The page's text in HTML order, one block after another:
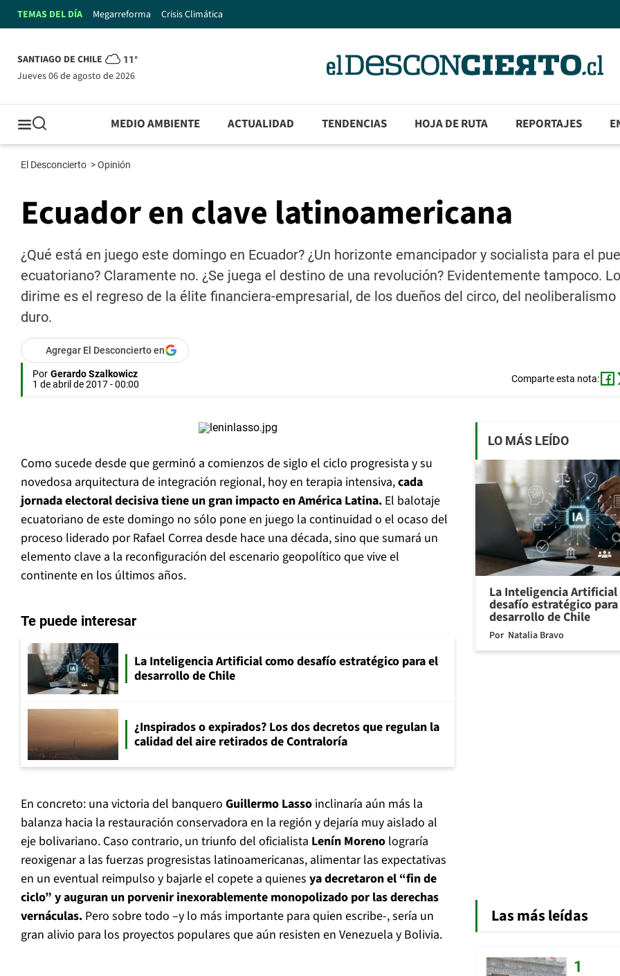
TEMAS DEL DÍA Megarreforma Crisis Climática
SANTIAGO DE CHILE 11°
jueves 06 de agosto de 2026
MEDIO AMBIENTE ACTUALIDAD TENDENCIAS HOJA DE RUTA REPORTAJES
El Desconcierto >Opinión
Ecuador en clave latinoamericana
¿Qué está en juego este domingo en Ecuador? ¿Un horizonte emancipador y socialista para el
ecuatoriano? Claramente no. ¿Se juega el destino de una revolución? Evidentemente tampoco.
dirime es el regreso de la élite financiera-empresarial, de los dueños del circo, del neoliberalismo
duro.
Agregar El Desconcierto en
Por Gerardo Szalkowicz
1 de abril de 2017 - 00:00
Comparte esta nota:
Como sucede desde que germinó a comienzos de siglo el ciclo progresista y su
novedosa arquitectura de integración regional, hoy en terapia intensiva,cada
jornada electoral decisiva tiene un gran impacto en América Latina. El balotaje
ecuatoriano de este domingo no sólo pone en juego la continuidad o el ocaso del
proceso liderado por Rafael Correa desde hace una década, sino que sumará un
elemento clave a la reconfiguración del escenario geopolítico que vive el
continente en los últimos años.
Te puede interesar
La Inteligencia Artificial como desafío estratégico para el
desarrollo de Chile
¿Inspirados o expirados? Los dos decretos que regulan la
calidad del aire retirados de Contraloría
En concreto: una victoria del banquero Guillermo Lasso inclinaría aún más la
balanza hacia la restauración conservadora en la región y dejaría muy aislado al
eje bolivariano. Caso contrario, un triunfo del oficialista Lenín Moreno lograría
reoxigenar a las fuerzas progresistas latinoamericanas, alimentar las expectativas
en un eventual reimpulso y bajarle el copete a quienes ya decretaron el “fin de
ciclo” y auguran un porvenir inexorablemente monopolizado por las derechas
vernáculas. Pero sobre todo –y lo más importante para quien escribe-, sería un
gran alivio para los proyectos populares que aún resisten en Venezuela y Bolivia.
LO MÁS LEÍDO
La Inteligencia Artificial
desafío estratégico
desarrollo de Chile
Por Natalia Bravo
Las más leídas